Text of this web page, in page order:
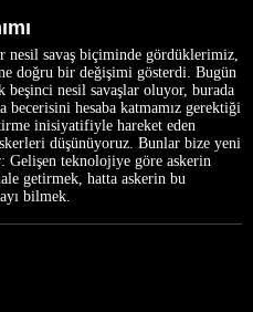
nesil savaş biçiminde gördüklerimiz,
doğru bir değişimi gösterdi. Bugün
beşinci nesil savaşlar oluyor, burada
hesaba katmamız gerektiği
inisiyatifiyle hareket eden
düşünüyoruz. Bunlar bize yeni
Gelişen teknolojiye göre askerin
getirmek, hatta askerin bu
bilmek.